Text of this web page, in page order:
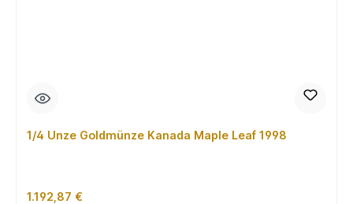
1/4 Unze Goldmünze Kanada Maple Leaf 1998
Regulärer Preis:
1.192,87 €